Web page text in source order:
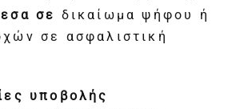
σε δικαίωμα ψήφου ή
σε ασφαλιστική
υποβολής